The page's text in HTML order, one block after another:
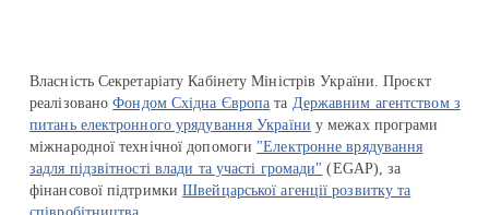
Власність Секретаріату Кабінету Міністрів України. Проєкт
реалізованоФондом Східна Європа та Державним агентством з
питань електронного урядування України у межах програми
міжнародної технічної допомоги "Електронне врядування
задля підзвітності влади та участі громади" (EGAP), за
фінансової підтримкиШвейцарської агенції розвитку та